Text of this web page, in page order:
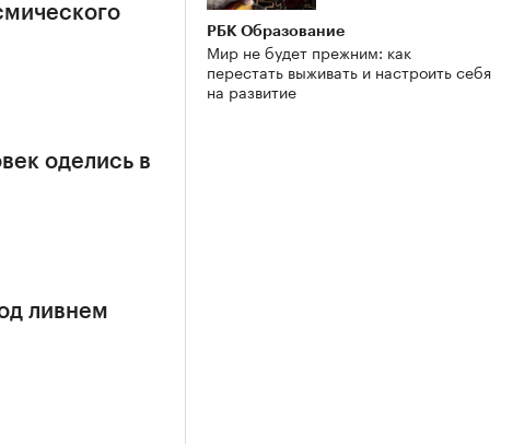
оделись в
ливнем
РБК Образование
Мир не будет прежним: как
перестать выживать и настроить себя
на развитие